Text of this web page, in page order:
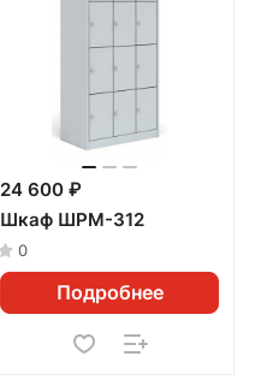
24 600 ₽
Шкаф ШРМ-312
0
Подробнее